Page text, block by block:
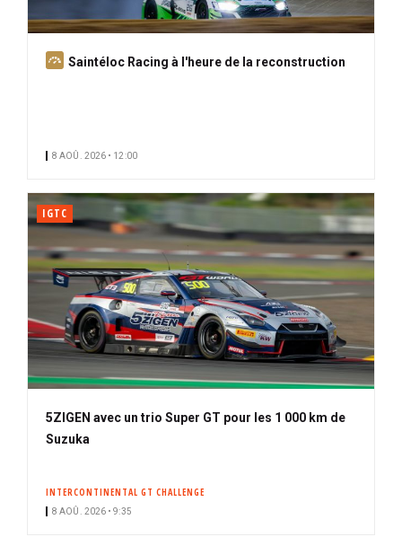
A
Saintéloc Racing à l'heure de la reconstruction
8 AOÛ. 2026 • 12:00
IGTC
5ZIGEN avec un trio Super GT pour les 1 000 km de
Suzuka
INTERCONTINENTAL GT CHALLENGE
8 AOÛ. 2026 • 9:35